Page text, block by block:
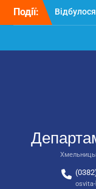
Перейти
Події:
освіти